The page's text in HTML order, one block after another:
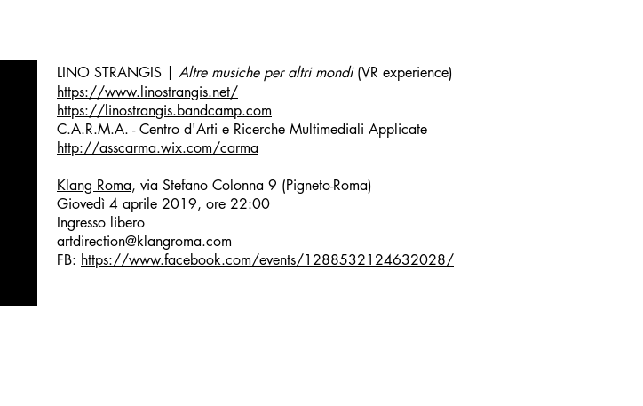
LINO STRANGIS | Altre musiche per altri mondi(VR experience)
https://www.linostrangis.net/
https://linostrangis.bandcamp.com
C.A.R.M.A. - Centro d'Arti e Ricerche Multimediali Applicate
http://asscarma.wix.com/carma
Klang Roma, via Stefano Colonna 9 (Pigneto-Roma)
Giovedì 4 aprile 2019, ore 22:00
Ingresso libero
artdirection@klangroma.com
FB: https://www.facebook.com/events/1288532124632028/